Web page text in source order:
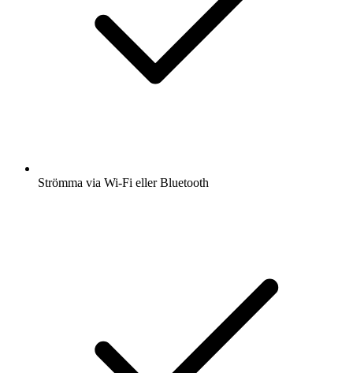
Strömma via Wi-Fi eller Bluetooth